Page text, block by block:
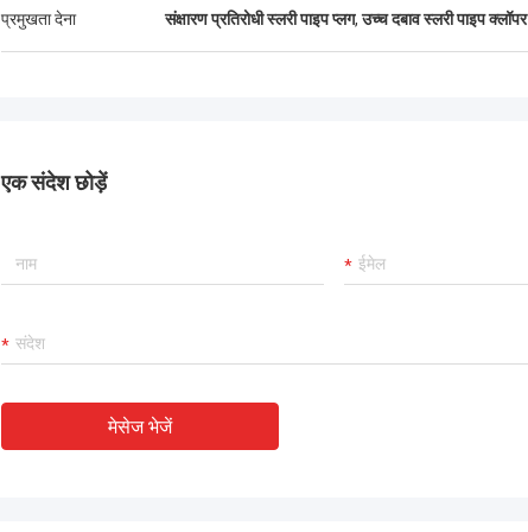
प्रमुखता देना संक्षारण प्रतिरोधी स्लरी पाइप प्लग,उच्च दबाव स्लरी पाइप क्लॉपर
एक संदेश छोड़ें
मेसेज भेजें